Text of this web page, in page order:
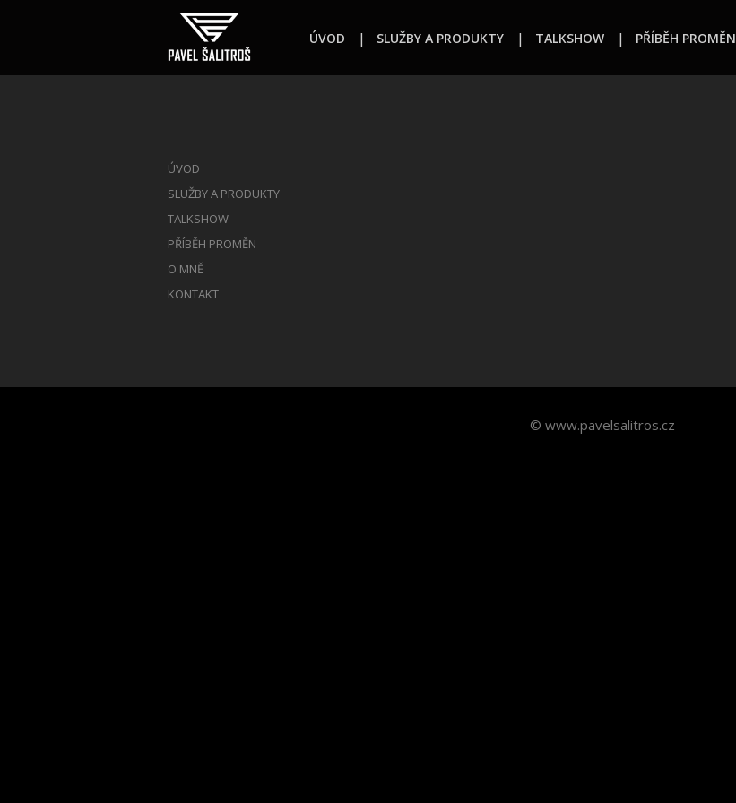
ÚVOD SLUŽBY A PRODUKTY TALKSHOW PŘÍBĚH PROMĚN
ÚVOD
SLUŽBY A PRODUKTY
TALKSHOW
PŘÍBĚH PROMĚN
O MNĚ
KONTAKT
© www.pavelsalitros.cz